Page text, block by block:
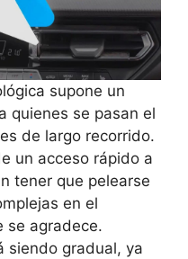
supone un
quienes se pasan el
de largo recorrido.
un acceso rápido a
tener que pelearse
en el
se agradece.
siendo gradual, ya